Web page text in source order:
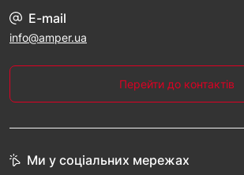
E-mail
info@amper.ua
Перейти до контактів
Ми у соціальних мережах